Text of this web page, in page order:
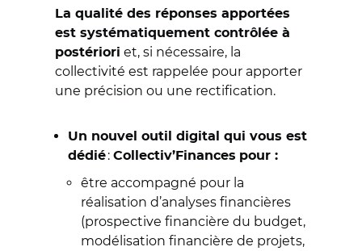
La qualité des réponses apportées
est systématiquement contrôlée à
postériori et, si nécessaire, la
collectivité est rappelée pour apporter
une précision ou une rectification.
Un nouvel outil digital qui vous est
dédié: Collectiv’Finances pour :
être accompagné pour la
réalisation d’analyses financières
(prospective financière du budget,
modélisation financière de projets,